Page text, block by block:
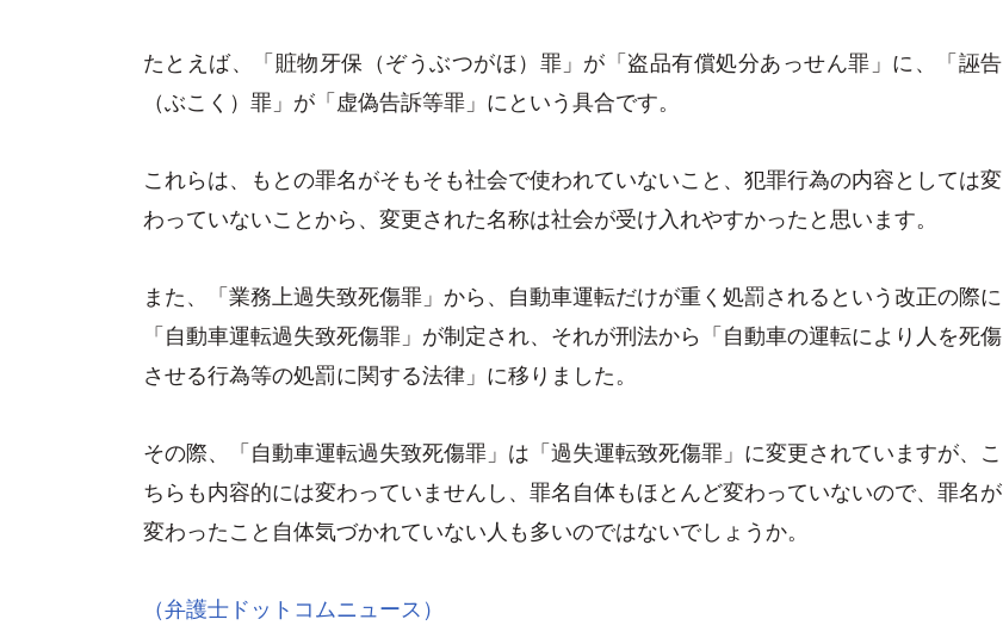
たとえば、「賍物牙保（ぞうぶつがほ）罪」が「盗品有償処分あっせん罪」に、「誣告
（ぶこく）罪」が「虚偽告訴等罪」にという具合です。
これらは、もとの罪名がそもそも社会で使われていないこと、犯罪行為の内容としては変
わっていないことから、変更された名称は社会が受け入れやすかったと思います。
また、「業務上過失致死傷罪」から、自動車運転だけが重く処罰されるという改正の際に
「自動車運転過失致死傷罪」が制定され、それが刑法から「自動車の運転により人を死傷
させる行為等の処罰に関する法律」に移りました。
その際、「自動車運転過失致死傷罪」は「過失運転致死傷罪」に変更されていますが、こ
ちらも内容的には変わっていませんし、罪名自体もほとんど変わっていないので、罪名が
変わったこと自体気づかれていない人も多いのではないでしょうか。
（弁護士ドットコムニュース）